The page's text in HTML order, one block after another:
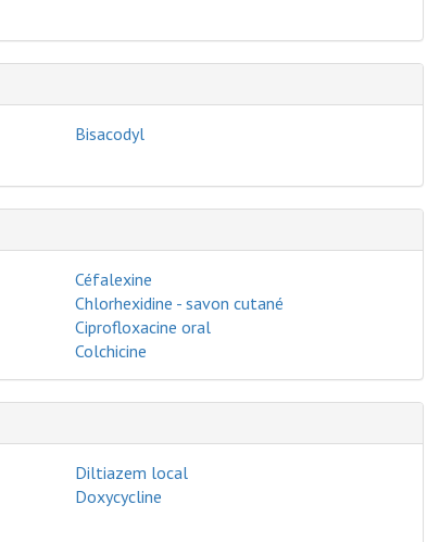
Bisacodyl
Céfalexine
Chlorhexidine - savon cutané
Ciprofloxacine oral
Colchicine
Diltiazem local
Doxycycline